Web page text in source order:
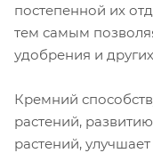
постепенной их
тем самым
удобрения и
Кремний
растений,
растений,